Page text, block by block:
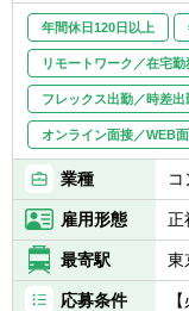
■
ク
■
■
サ
■
グ
■
務
■
年間休日120日以上
リモートワーク／在宅勤
フレックス出勤／時差出
オンライン面接／WEB面
業種
雇用形態 正
最寄駅 東
応募条件